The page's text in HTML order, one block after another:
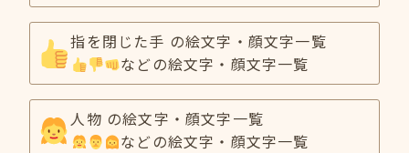
指を閉じた手 の絵文字・顔文字一覧
などの絵文字・顔文字一覧
人物 の絵文字・顔文字一覧
などの絵文字・顔文字一覧